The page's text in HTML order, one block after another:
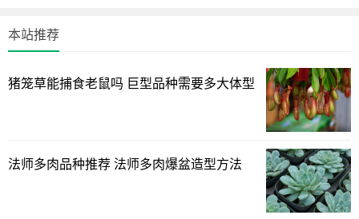
5. 嘎啦：嘎啦苹果果实呈红色，形状圆润，口感脆甜，汁多
益。
6. 金帅：金帅苹果果实呈黄色，表面光滑，口感细腻，甜度
适中。金帅苹果富含维生素和矿物质，具有一定的抗氧化作
用。
本站推荐
猪笼草能捕食老鼠吗 巨型品种需要多大体型
法师多肉品种推荐 法师多肉爆盆造型方法